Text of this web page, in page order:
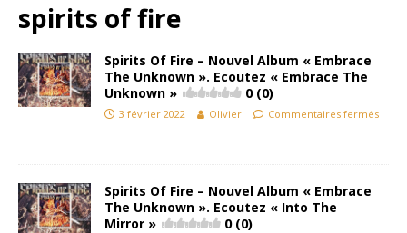
spirits of fire
Spirits Of Fire – Nouvel Album « Embrace
The Unknown ». Ecoutez « Embrace The
Unknown »
0 (0)
3 février 2022 Olivier Commentaires fermés
Spirits Of Fire – Nouvel Album « Embrace
The Unknown ». Ecoutez « Into The
Mirror »
0 (0)